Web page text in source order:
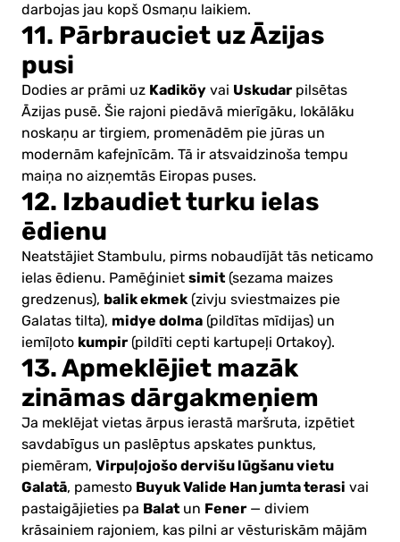
darbojas jau kopš Osmaņu laikiem.
11. Pārbrauciet uz Āzijas
pusi
Dodies ar prāmi uz Kadiköy vai Uskudar pilsētas
Āzijas pusē. Šie rajoni piedāvā mierīgāku, lokālāku
noskaņu ar tirgiem, promenādēm pie jūras un
modernām kafejnīcām. Tā ir atsvaidzinoša tempu
maiņa no aizņemtās Eiropas puses.
12. Izbaudiet turku ielas
ēdienu
Neatstājiet Stambulu, pirms nobaudījāt tās neticamo
ielas ēdienu. Pamēģiniet simit (sezama maizes
gredzenus), balik ekmek(zivju sviestmaizes pie
Galatas tilta), midye dolma (pildītas mīdijas) un
iemīļoto kumpir (pildīti cepti kartupeļi Ortakoy).
13. Apmeklējiet mazāk
zināmas dārgakmeņiem
Ja meklējat vietas ārpus ierastā maršruta, izpētiet
savdabīgus un paslēptus apskates punktus,
piemēram, Virpuļojošo dervišu lūgšanu vietu
Galatā, pamesto Buyuk Valide Han jumta terasi vai
pastaigājieties pa Balat un Fener — diviem
krāsainiem rajoniem, kas pilni ar vēsturiskām mājām